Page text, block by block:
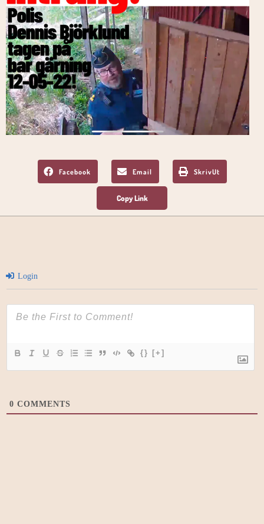
Facebook Email SkrivUt
Login
{} [+]
0 COMMENTS